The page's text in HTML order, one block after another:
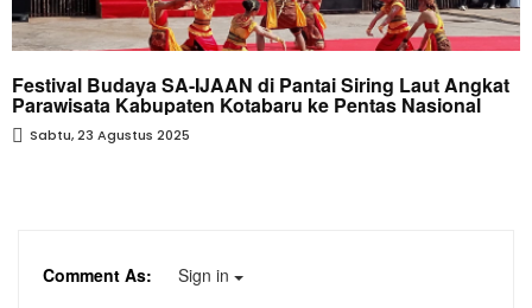
Festival Budaya SA-IJAAN di Pantai Siring Laut Angkat
Parawisata Kabupaten Kotabaru ke Pentas Nasional
Sabtu, 23 Agustus 2025
Comment As: Sign in